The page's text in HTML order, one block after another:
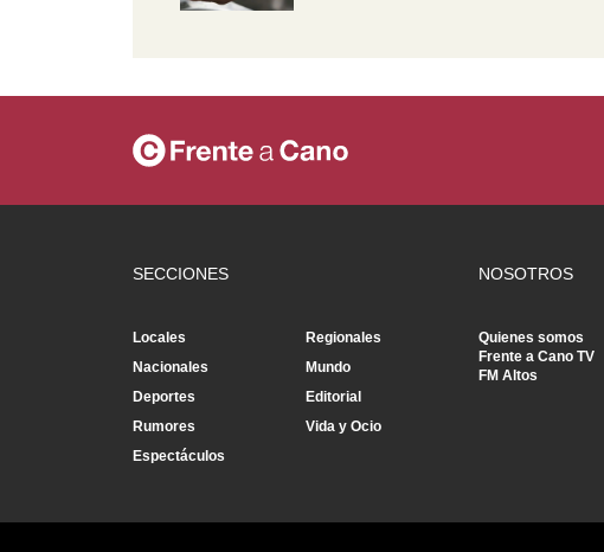
SECCIONES
Locales
Regionales
Nacionales
Mundo
Deportes
Editorial
Rumores
Vida y Ocio
Espectáculos
NOSOTROS
Quienes somos
Frente a Cano TV
FM Altos